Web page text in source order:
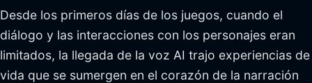
Desde los primeros días de los juegos, cuando el
diálogo y las interacciones con los personajes eran
limitados, la llegada de la voz AI trajo experiencias de
vida que se sumergen en el corazón de la narración